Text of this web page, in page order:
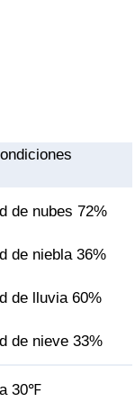
de nubes 72%
de niebla 36%
de lluvia 60%
de nieve 33%
30℉